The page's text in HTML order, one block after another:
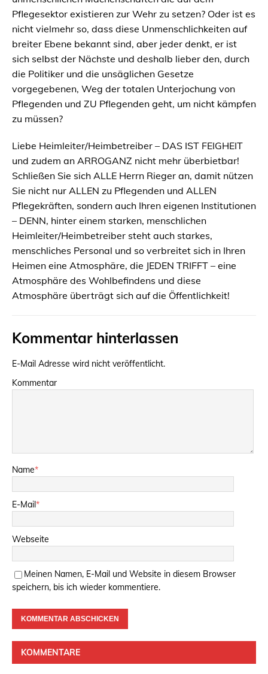
Pflegesektor existieren zur Wehr zu setzen? Oder ist es
nicht vielmehr so, dass diese Unmenschlichkeiten auf
breiter Ebene bekannt sind, aber jeder denkt, er ist
sich selbst der Nächste und deshalb lieber den, durch
die Politiker und die unsäglichen Gesetze
vorgegebenen, Weg der totalen Unterjochung von
Pflegenden und ZU Pflegenden geht, um nicht kämpfen
zu müssen?
Liebe Heimleiter/Heimbetreiber – DAS IST FEIGHEIT
und zudem an ARROGANZ nicht mehr überbietbar!
Schließen Sie sich ALLE Herrn Rieger an, damit nützen
Sie nicht nur ALLEN zu Pflegenden und ALLEN
Pflegekräften, sondern auch Ihren eigenen Institutionen
– DENN, hinter einem starken, menschlichen
Heimleiter/Heimbetreiber steht auch starkes,
menschliches Personal und so verbreitet sich in Ihren
Heimen eine Atmosphäre, die JEDEN TRIFFT – eine
Atmosphäre des Wohlbefindens und diese
Atmosphäre überträgt sich auf die Öffentlichkeit!
Kommentar hinterlassen
E-Mail Adresse wird nicht veröffentlicht.
Kommentar
Name*
E-Mail*
Webseite
Meinen Namen, E-Mail und Website in diesem Browser
speichern, bis ich wieder kommentiere.
KOMMENTARE